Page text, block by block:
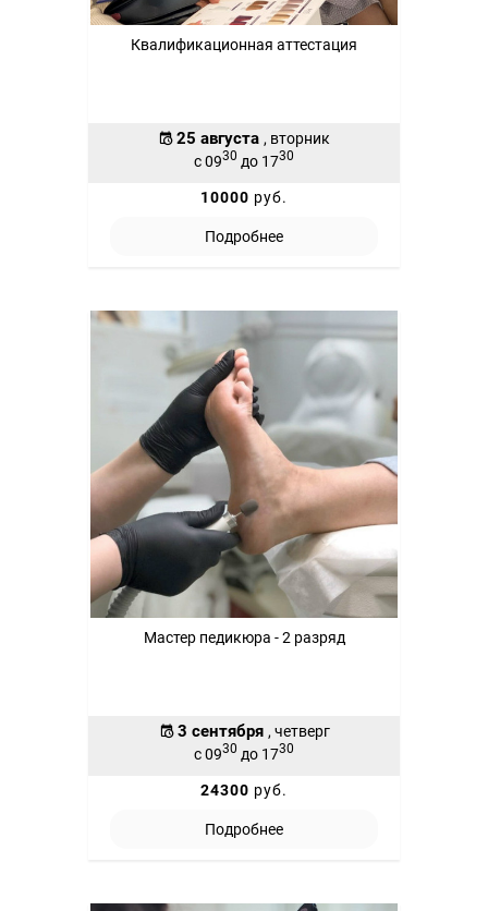
Квалификационная аттестация
25 августа , вторник
с 0930 до 1730
10000 руб.
Подробнее
Мастер педикюра - 2 разряд
3 сентября , четверг
с 0930 до 1730
24300 руб.
Подробнее